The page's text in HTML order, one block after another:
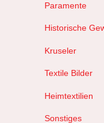
Paramente
Historische
Kruseler
Textile Bilder
Heimtextilien
Sonstiges